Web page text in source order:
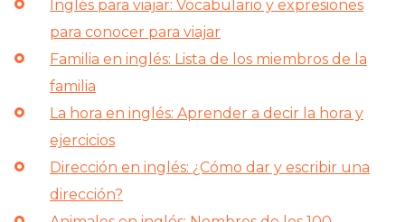
Inglés para viajar: Vocabulario y expresiones
para conocer para viajar
Familia en inglés: Lista de los miembros de la
familia
La hora en inglés: Aprender a decir la hora y
ejercicios
Dirección en inglés: ¿Cómo dar y escribir una
dirección?